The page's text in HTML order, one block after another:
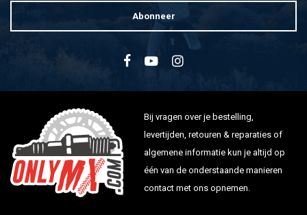
Abonneer
Bij vragen over je bestelling,
levertijden, retouren & reparaties of
algemene informatie kun je altijd op
één van de onderstaande manieren
contact met ons opnemen.